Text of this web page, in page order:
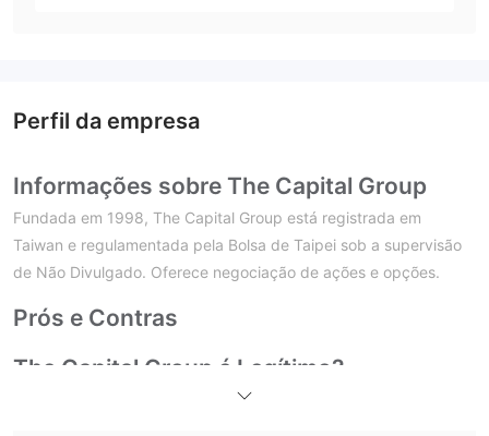
Perfil da empresa
Informações sobre The Capital Group
Fundada em 1998, The Capital Group está registrada em
Taiwan e regulamentada pela Bolsa de Taipei sob a supervisão
de Não Divulgado. Oferece negociação de ações e opções.
Prós e Contras
The Capital Group é Legítimo?
Sim. The Capital Group possui licença da Bolsa de Taipei para